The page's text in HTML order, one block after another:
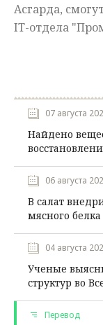
Асгарда,
IT-отдела
07 августа
Найдено
06 августа
В салат
мясного белка
04 августа
Ученые
структур во
Перевод